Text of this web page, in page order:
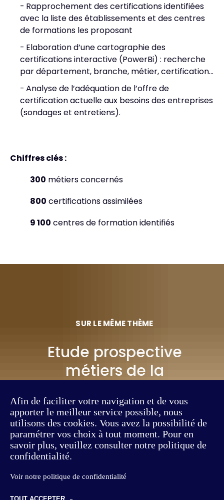
Rapprochement des certifications identifiées
avec la liste des établissements et des centres
de formations les proposant
Elaboration d’une cartographie des
certifications interactive (PowerBi) : recherche
par département, branche, métier, certification…
Analyse de l’adéquation de l’offre de
certification actuelle aux besoins des entreprises
(sondages et entretiens).
Chiffres clés :
300 métiers concernés
800certifications assimilées
9 100centres de formation identifiés
SUR LE MÊME THÈME
Etude prospective
métiers de la
Lire l'article
Afin de faciliter votre navigation et de vous
apporter le meilleur service possible, nous
utilisons des cookies. Vous avez la possibilité de
paramétrer vos choix à tout moment. Pour en
savoir plus, veuillez consulter notre politique de
confidentialité.
Voir notre politique de confidentialité